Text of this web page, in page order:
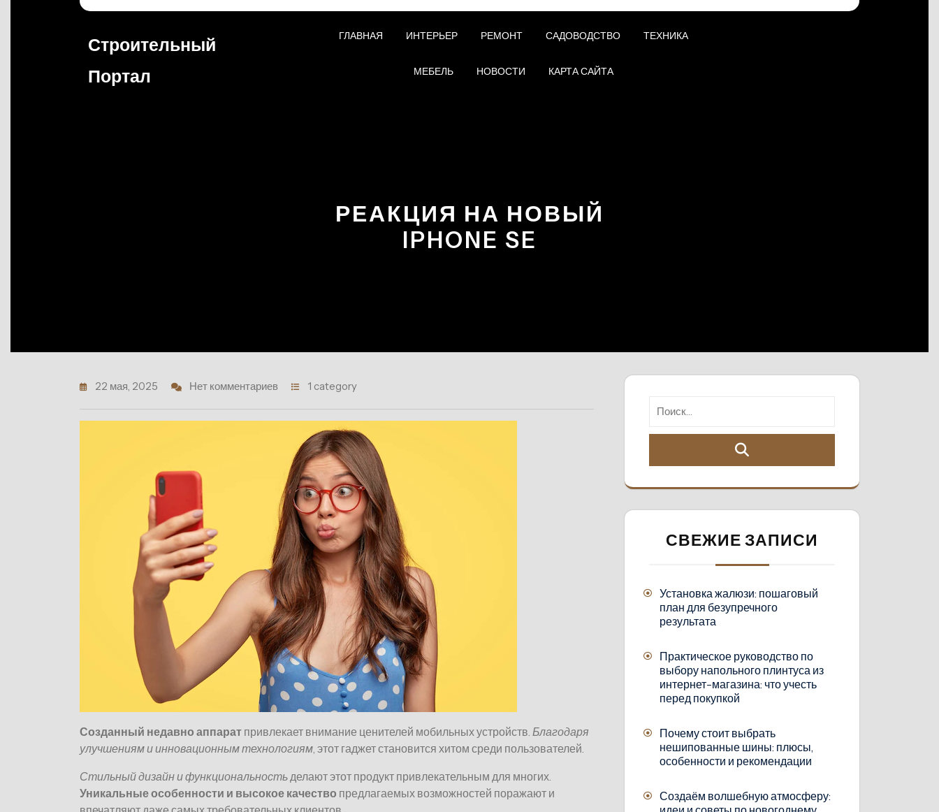
Строительный
Портал
ГЛАВНАЯ ИНТЕРЬЕР РЕМОНТ САДОВОДСТВО ТЕХНИКА
МЕБЕЛЬ НОВОСТИ КАРТА САЙТА
РЕАКЦИЯ НА НОВЫЙ
IPHONE SE
22 мая, 2025 Нет комментариев 1 category
Созданный недавно аппарат привлекает внимание ценителей мобильных устройств. Благодаря
улучшениям и инновационным технологиям, этот гаджет становится хитом среди пользователей.
Стильный дизайн и функциональностьделают этот продукт привлекательным для многих.
Уникальные особенности и высокое качество предлагаемых возможностей поражают и
СВЕЖИЕ ЗАПИСИ
Установка жалюзи: пошаговый
план для безупречного
результата
Практическое руководство по
выбору напольного плинтуса из
интернет-магазина: что учесть
перед покупкой
Почему стоит выбрать
нешипованные шины: плюсы,
особенности и рекомендации
Создаём волшебную атмосферу: